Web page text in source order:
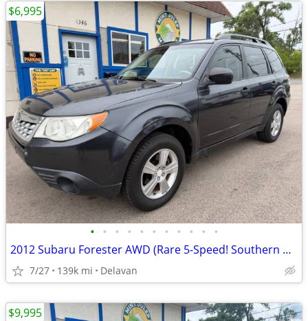
• • • • • • • • • • •
2012 Subaru Forester AWD (Rare 5-Speed! Southern Vehicle! New Struts!)
7/27 139k mi Delavan
$6,995
$9,995